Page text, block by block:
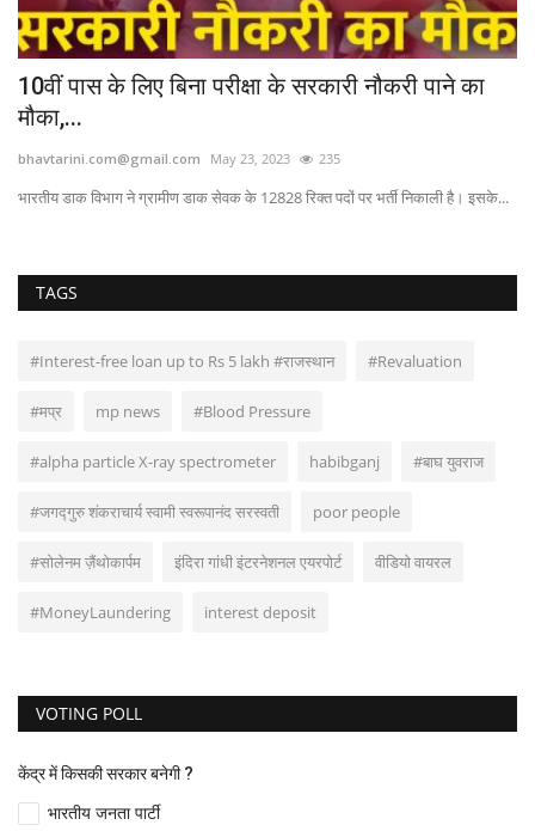
10वीं पास के लिए बिना परीक्षा के सरकारी नौकरी पाने का
मौका,...
bhavtarini.com@gmail.com May 23, 2023 235
भारतीय डाक विभाग ने ग्रामीण डाक सेवक के 12828 रिक्त पदों पर भर्ती निकाली है। इसके...
TAGS
#Interest-free loan up to Rs 5 lakh #राजस्थान #Revaluation
#मप्र mp news #Blood Pressure
#alpha particle X-ray spectrometer habibganj #बाघ युवराज
#जगद्गुरु शंकराचार्य स्वामी स्वरूपानंद सरस्वती poor people
#सोलेनम ज़ैंथोकार्पम इंदिरा गांधी इंटरनेशनल एयरपोर्ट वीडियो वायरल
#MoneyLaundering interest deposit
VOTING POLL
केंद्र में किसकी सरकार बनेगी ?
भारतीय जनता पार्टी